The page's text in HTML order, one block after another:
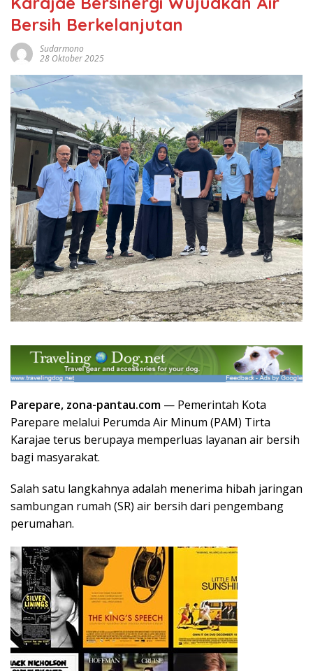
Bersih Berkelanjutan
Sudarmono
28 Oktober 2025
Parepare, zona-pantau.com — Pemerintah Kota
Parepare melalui Perumda Air Minum (PAM) Tirta
Karajae terus berupaya memperluas layanan air bersih
bagi masyarakat.
Salah satu langkahnya adalah menerima hibah jaringan
sambungan rumah (SR) air bersih dari pengembang
perumahan.